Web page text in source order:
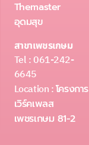
Themaster
อุดมสุข
สาขาเพชรเกษม
Tel : 061-242-
6645
Location :โครงการ
เวิร์คเพลส
เพชรเกษม 81-2